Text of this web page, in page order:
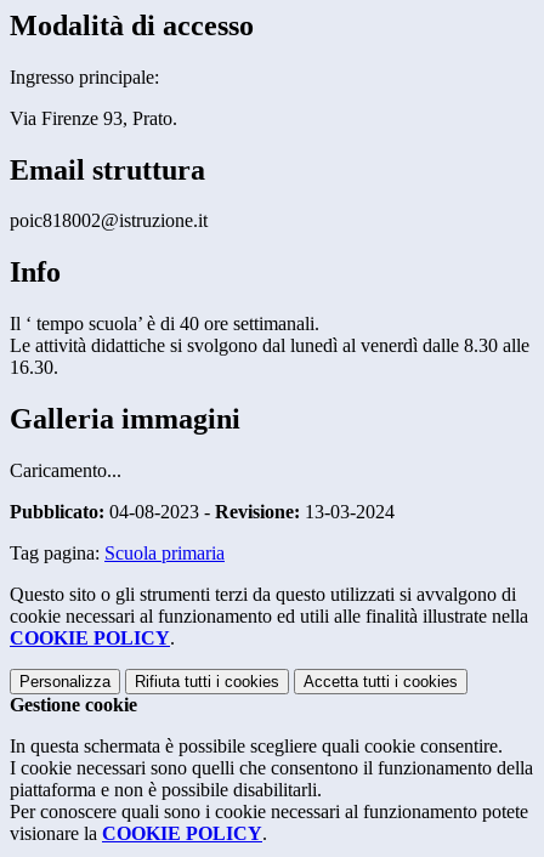
Modalità di accesso
Ingresso principale:
Via Firenze 93, Prato.
Email struttura
poic818002@istruzione.it
Info
Il ‘ tempo scuola’ è di 40 ore settimanali.
Le attività didattiche si svolgono dal lunedì al venerdì dalle 8.30 alle
16.30.
Galleria immagini
Caricamento...
Pubblicato: 04-08-2023 - Revisione: 13-03-2024
Tag pagina: Scuola primaria
Questo sito o gli strumenti terzi da questo utilizzati si avvalgono di
cookie necessari al funzionamento ed utili alle finalità illustrate nella
COOKIE POLICY.
Personalizza Rifiuta tutti i cookies Accetta tutti i cookies
Gestione cookie
In questa schermata è possibile scegliere quali cookie consentire.
I cookie necessari sono quelli che consentono il funzionamento della
piattaforma e non è possibile disabilitarli.
Per conoscere quali sono i cookie necessari al funzionamento potete
visionare la COOKIE POLICY.